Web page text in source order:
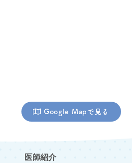
Google Mapで見る
医師紹介